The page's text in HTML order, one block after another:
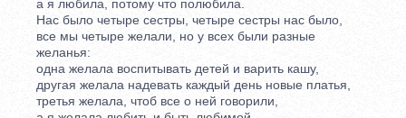
а я любила, потому что полюбила.
Нас было четыре сестры, четыре сестры нас было,
все мы четыре желали, но у всех были разные
желанья:
одна желала воспитывать детей и варить кашу,
другая желала надевать каждый день новые платья,
третья желала, чтоб все о ней говорили,